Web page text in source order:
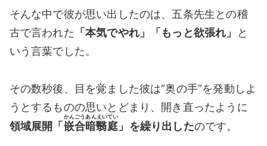
そんな中で彼が思い出したのは、五条先生との稽
古で言われた 「本気でやれ」「もっと欲張れ」
と
いう言葉でした。
その数秒後、目を覚ました彼は“奥の手”を発動しよ
うとするものの思いとどまり、開き直ったように
領域展開「嵌合暗翳庭
かんごうあんえいてい
」を繰り出したのです。